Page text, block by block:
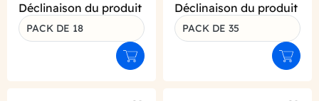
Déclinaison du produit
PACK DE 18
Ajouter au panier
Déclinaison du produit
PACK DE 35